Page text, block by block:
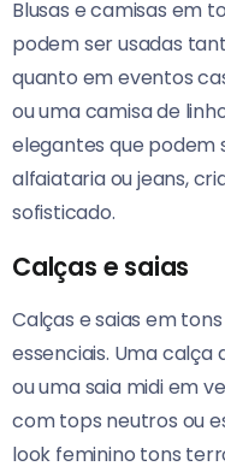
Blusas e camisas em
podem ser usadas
quanto em eventos
ou uma camisa de
elegantes que podem
alfaiataria ou jeans,
sofisticado.
Calças e saias
Calças e saias em
essenciais. Uma
ou uma saia midi em
com tops neutros ou
look feminino tons